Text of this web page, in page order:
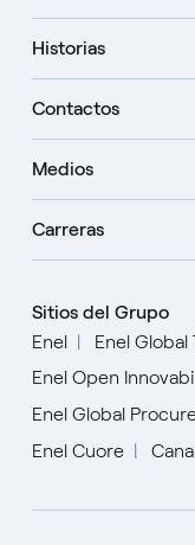
Historias
Contactos
Medios
Carreras
Sitios del Grupo
Enel
Enel Global
Enel Open
Enel Global
Enel Cuore